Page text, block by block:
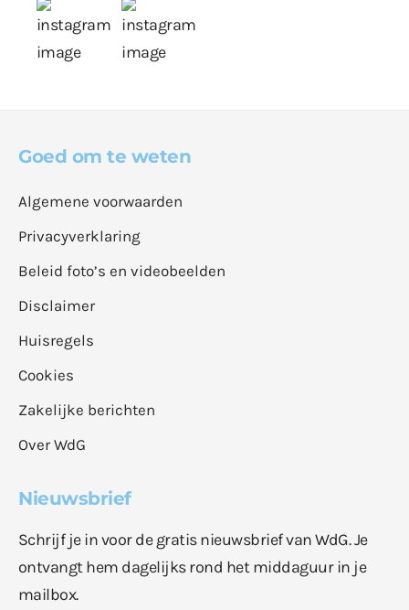
Goed om te weten
Algemene voorwaarden
Privacyverklaring
Beleid foto’s en videobeelden
Disclaimer
Huisregels
Cookies
Zakelijke berichten
Over WdG
Nieuwsbrief
Schrijf je in voor de gratis nieuwsbrief van WdG. Je
ontvangt hem dagelijks rond het middaguur in je
mailbox.